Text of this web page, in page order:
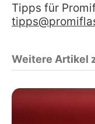
Tipps für
Weitere Artikel